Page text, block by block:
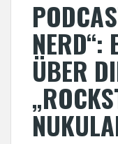
NERD“:
ÜBER